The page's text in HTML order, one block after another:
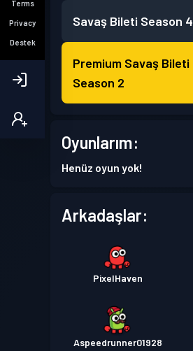
Terms
Privacy
Destek
Savaş Bileti Season 4
Premium Savaş Bileti
Season 2
Oyunlarım:
Henüz oyun yok!
Arkadaşlar:
PixelHaven
Aspeedrunner01928